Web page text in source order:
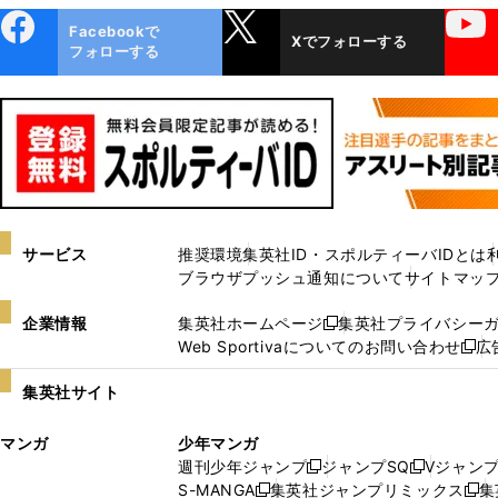
ok
Facebookで
フォローする
Xでフォローする
YouTube
サービス 推奨環境集英社ID・スポルティーバIDとは
ブラウザプッシュ通知についてサイトマッ
企業情報 集英社ホームページ
新
し
い
ド
ウ
集英社プライバシー
Web Sportivaについてのお問い合わせ
新
し
ン
ド
広
集英社サイト
マンガ
少年マンガ
週刊少年ジャンプ
新
し
ジャンプSQ
新
し
Vジャン
S-MANGA
新 集英社ジャンプリミックス
新 集